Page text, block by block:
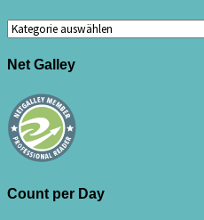
Kategorien
Net Galley
Count per Day